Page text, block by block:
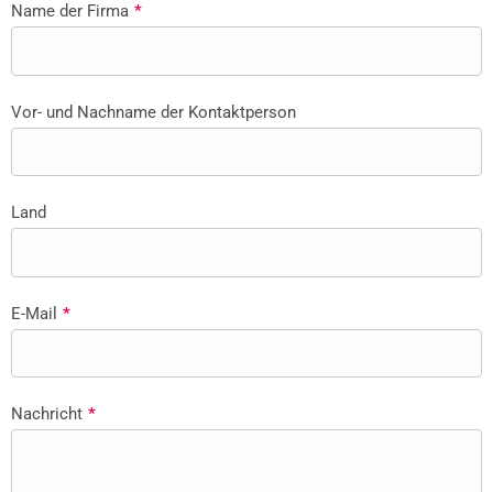
Name der Firma *
Vor- und Nachname der Kontaktperson
Land
E-Mail *
Nachricht *